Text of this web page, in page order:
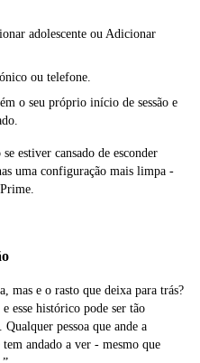
adolescente ou Adicionar
ou telefone.
o seu próprio início de sessão e
estiver cansado de esconder
uma configuração mais limpa -
mas e o rasto que deixa para trás?
esse histórico pode ser tão
pessoa que ande a
andado a ver - mesmo que